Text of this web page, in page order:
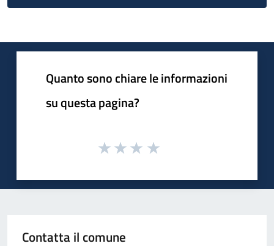
Quanto sono chiare le informazioni
su questa pagina?
Contatta il comune